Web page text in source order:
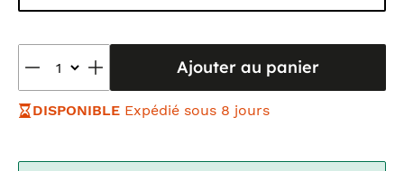
Ajouter au panier
DISPONIBLE Expédié sous 8 jours